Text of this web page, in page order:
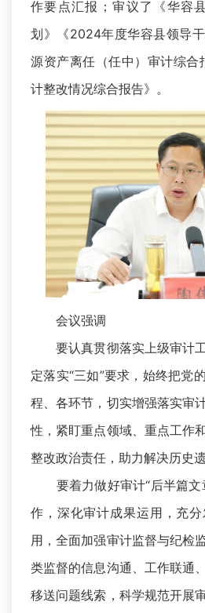
作要点汇报；审议了《华容
划》《2024年度华容县领导
源资产离任（任中）审计综
计整改情况综合报告》。
会议强调
要认真贯彻落实上级审计工
定落实“三如”要求，始终把党
程、各环节，切实增强落实审
性，紧盯重点领域、重点工作
整改政治责任，助力解决历史遗
要着力做好审计“后半篇文
作，深化审计成果运用，充
用，全面加强审计监督与纪检
类监督的信息沟通、工作联通
移送问题线索，科学规范开展